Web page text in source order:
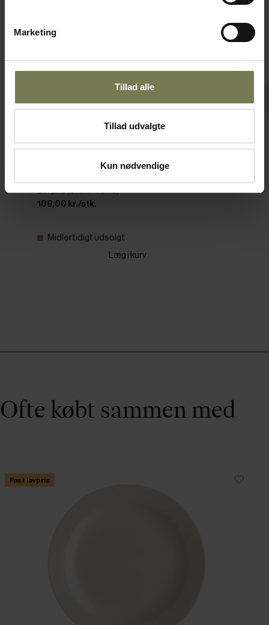
Marketing
Tillad alle
Tillad udvalgte
Kun nødvendige
Varenr: 25194247
Din pris (ekskl. moms)
109,00 kr./stk.
Midlertidigt udsolgt
Læg i kurv
Ofte købt sammen med
Fast lavpris